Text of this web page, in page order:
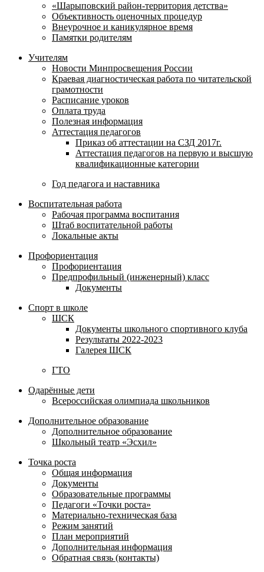
«Шарыповский район-территория детства»
Объективность оценочных процедур
Внеурочное и каникулярное время
Памятки родителям
Учителям
Новости Минпросвещения России
Краевая диагностическая работа по читательской
грамотности
Расписание уроков
Оплата труда
Полезная информация
Аттестация педагогов
Приказ об аттестации на СЗД 2017г.
Аттестация педагогов на первую и высшую
квалификационные категории
Год педагога и наставника
Воспитательная работа
Рабочая программа воспитания
Штаб воспитательной работы
Локальные акты
Профориентация
Профориентация
Предпрофильный (инженерный) класс
Документы
Спорт в школе
ШСК
Документы школьного спортивного клуба
Результаты 2022-2023
Галерея ШСК
ГТО
Одарённые дети
Всероссийская олимпиада школьников
Дополнительное образование
Дополнительное образование
Школьный театр «Эсхил»
Точка роста
Общая информация
Документы
Образовательные программы
Педагоги «Точки роста»
Материально-техническая база
Режим занятий
План мероприятий
Дополнительная информация
Обратная связь (контакты)